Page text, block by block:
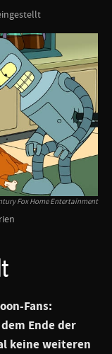
Fox Home Entertainment
Fans:
Ende der
keine weiteren